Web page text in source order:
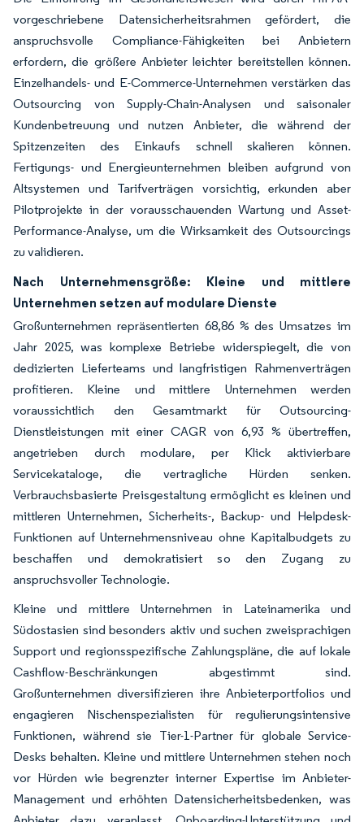
vorgeschriebene Datensicherheitsrahmen gefördert, die
anspruchsvolle Compliance-Fähigkeiten bei Anbietern
erfordern, die größere Anbieter leichter bereitstellen können.
Einzelhandels- und E-Commerce-Unternehmen verstärken das
Outsourcing von Supply-Chain-Analysen und saisonaler
Kundenbetreuung und nutzen Anbieter, die während der
Spitzenzeiten des Einkaufs schnell skalieren können.
Fertigungs- und Energieunternehmen bleiben aufgrund von
Altsystemen und Tarifverträgen vorsichtig, erkunden aber
Pilotprojekte in der vorausschauenden Wartung und Asset-
Performance-Analyse, um die Wirksamkeit des Outsourcings
zu validieren.
Nach Unternehmensgröße: Kleine und mittlere
Unternehmen setzen auf modulare Dienste
Großunternehmen repräsentierten 68,86 % des Umsatzes im
Jahr 2025, was komplexe Betriebe widerspiegelt, die von
dedizierten Lieferteams und langfristigen Rahmenverträgen
profitieren. Kleine und mittlere Unternehmen werden
voraussichtlich den Gesamtmarkt für Outsourcing-
Dienstleistungen mit einer CAGR von 6,93 % übertreffen,
angetrieben durch modulare, per Klick aktivierbare
Servicekataloge, die vertragliche Hürden senken.
Verbrauchsbasierte Preisgestaltung ermöglicht es kleinen und
mittleren Unternehmen, Sicherheits-, Backup- und Helpdesk-
Funktionen auf Unternehmensniveau ohne Kapitalbudgets zu
beschaffen und demokratisiert so den Zugang zu
anspruchsvoller Technologie.
Kleine und mittlere Unternehmen in Lateinamerika und
Südostasien sind besonders aktiv und suchen zweisprachigen
Support und regionsspezifische Zahlungspläne, die auf lokale
Cashflow-Beschränkungen abgestimmt sind.
Großunternehmen diversifizieren ihre Anbieterportfolios und
engagieren Nischenspezialisten für regulierungsintensive
Funktionen, während sie Tier-1-Partner für globale Service-
Desks behalten. Kleine und mittlere Unternehmen stehen noch
vor Hürden wie begrenzter interner Expertise im Anbieter-
Management und erhöhten Datensicherheitsbedenken, was